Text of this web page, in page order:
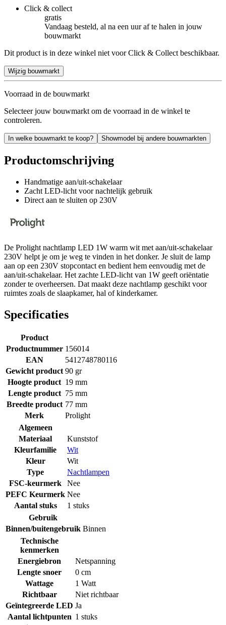
Click & collect
gratis
Vandaag besteld, al na een uur af te halen in jouw
bouwmarkt
Dit product is in deze winkel niet voor Click & Collect beschikbaar.
Wijzig bouwmarkt
Voorraad in de bouwmarkt
Selecteer jouw bouwmarkt om de voorraad in de winkel te
controleren.
In welke bouwmarkt te koop? Showmodel bij andere bouwmarkten
Productomschrijving
Handmatige aan/uit-schakelaar
Zacht LED-licht voor nachtelijk gebruik
Direct aan te sluiten op 230V
De Prolight nachtlamp LED 1W warm wit met aan/uit-schakelaar
230V helpt je om je weg te vinden in het donker. Je sluit de lamp
aan op een 230V stopcontact en bedient hem eenvoudig met de
aan/uit-schakelaar. Het zachte LED-licht van 1W geeft oriëntatie
zonder te overheersen. Dat maakt deze nachtlamp geschikt voor
ruimtes zoals de slaapkamer, hal of kinderkamer.
Specificaties
Product
Productnummer 156014
EAN
5412748780116
Gewicht product 90 gr
Hoogte product 19 mm
Lengte product 75 mm
Breedte product 77 mm
Merk
Prolight
Algemeen
Materiaal
Kunststof
Kleurfamilie
Wit
Kleur
Wit
Type
Nachtlampen
FSC-keurmerk
Nee
PEFC Keurmerk Nee
Aantal stuks
1 stuks
Gebruik
Binnen/buitengebruik Binnen
Technische
kenmerken
Energiebron
Netspanning
Lengte snoer
0 cm
Wattage
1 Watt
Richtbaar
Niet richtbaar
Geïntegreerde LED Ja
Aantal lichtpunten 1 stuks